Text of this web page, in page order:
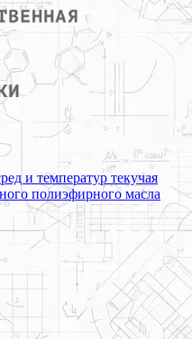
и температур текучая
полиэфирного масла